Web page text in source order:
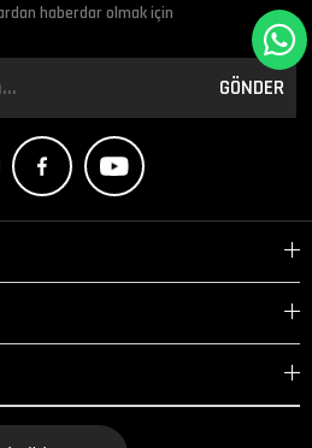
haberdar olmak için
GÖNDER